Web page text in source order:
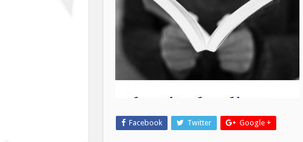
Vie
des
Livres
–
mars
09h/10h20
Facebook Twitter Google +